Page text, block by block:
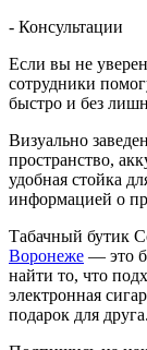
- Консультации
Если вы не
сотрудники
быстро и без
Визуально
пространство,
удобная стойка
информацией о
Табачный бутик
Воронеже — это
найти то, что
электронная
подарок для друга.